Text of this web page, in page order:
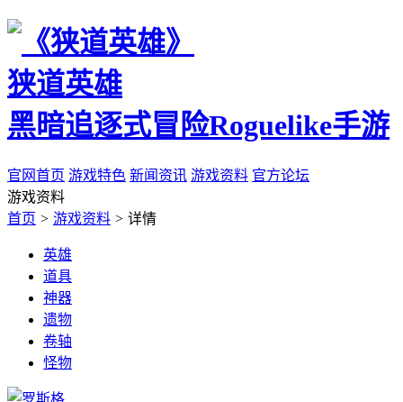
狭道英雄
黑暗追逐式冒险Roguelike手游
官网首页 游戏特色 新闻资讯 游戏资料 官方论坛
游戏资料
首页 > 游戏资料 > 详情
英雄
道具
神器
遗物
卷轴
怪物